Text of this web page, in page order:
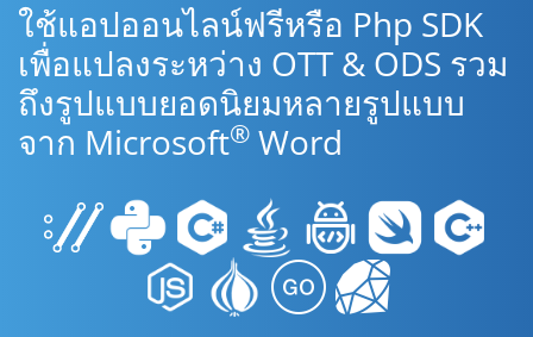
ใช้แอปออนไลน์ฟรีหรือ Php SDK
เพื่อแปลงระหว่าง OTT & ODS รวม
ถึงรูปแบบยอดนิยมหลายรูปแบบ
จาก Microsoft® Word